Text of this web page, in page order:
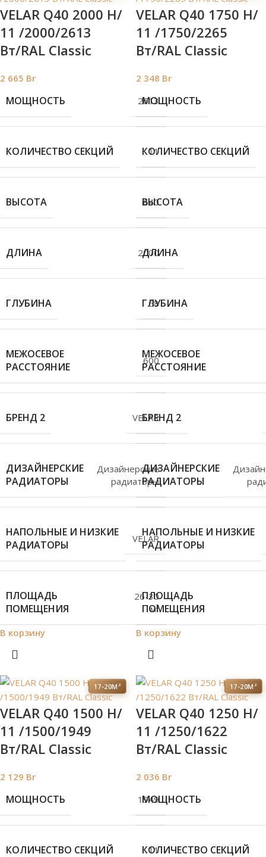
VELAR Q40 2000 H/
11 /2000/2613
Вт/RAL Classic
2 665 Br
МОЩНОСТЬ 2613
КОЛИЧЕСТВО СЕКЦИЙ 11
ВЫСОТА 640
ДЛИНА 2000
ГЛУБИНА 68
МЕЖОСЕВОЕ
РАССТОЯНИЕ
600
БРЕНД 2 VELAR
ДИЗАЙНЕРСКИЕ
РАДИАТОРЫ
Дизайнерские
радиаторы
НАПОЛЬНЫЕ И НИЗКИЕ
РАДИАТОРЫ
VELAR
ПЛОЩАДЬ
ПОМЕЩЕНИЯ
26-30
м²
В корзину
VELAR Q40 1750 H/
11 /1750/2265
Вт/RAL Classic
2 348 Br
МОЩНОСТЬ
КОЛИЧЕСТВО СЕКЦИЙ
ВЫСОТА
ДЛИНА
ГЛУБИНА
МЕЖОСЕВОЕ
РАССТОЯНИЕ
БРЕНД 2
ДИЗАЙНЕРСКИЕ
РАДИАТОРЫ
НАПОЛЬНЫЕ И НИЗКИЕ
РАДИАТОРЫ
ПЛОЩАДЬ
ПОМЕЩЕНИЯ
В корзину
17-20М²
VELAR Q40 1500 H/
11 /1500/1949
Вт/RAL Classic
2 129 Br
МОЩНОСТЬ 1949
КОЛИЧЕСТВО СЕКЦИЙ 11
17-20М²
VELAR Q40 1250 H/
11 /1250/1622
Вт/RAL Classic
2 036 Br
МОЩНОСТЬ
КОЛИЧЕСТВО СЕКЦИЙ